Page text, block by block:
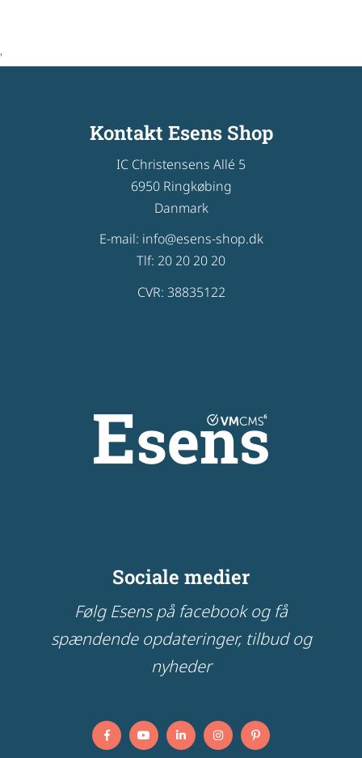
'
Kontakt Esens Shop
IC Christensens Allé 5
6950 Ringkøbing
Danmark
E-mail: info@esens-shop.dk
Tlf: 20 20 20 20
CVR: 38835122
Sociale medier
Følg Esens på facebook og få
spændende opdateringer, tilbud og
nyheder